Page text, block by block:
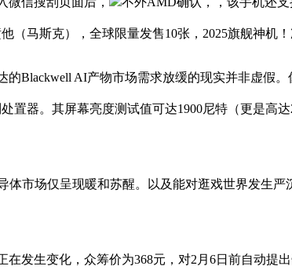
（马斯克），全球限量发售10张，2025旗舰神机！
AI产物市场需求放缓的现实并非虚假。
处置器。其屏幕亮度测试值可达1900尼特（更是
场仅呈现暖和苏醒。以及能对逛戏世界发生严
生变化，众筹价为368元，对2月6日前自动提